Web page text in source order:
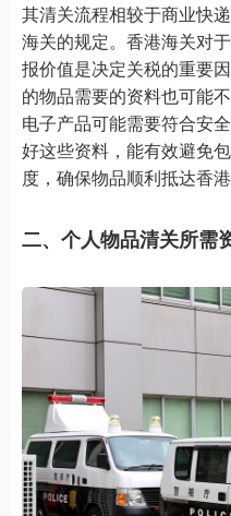
其清关流程相较于商业快
海关的规定。香港海关对
报价值是决定关税的重要
的物品需要的资料也可能
电子产品可能需要符合安
好这些资料，能有效避免
度，确保物品顺利抵达香港
二、个人物品清关所需